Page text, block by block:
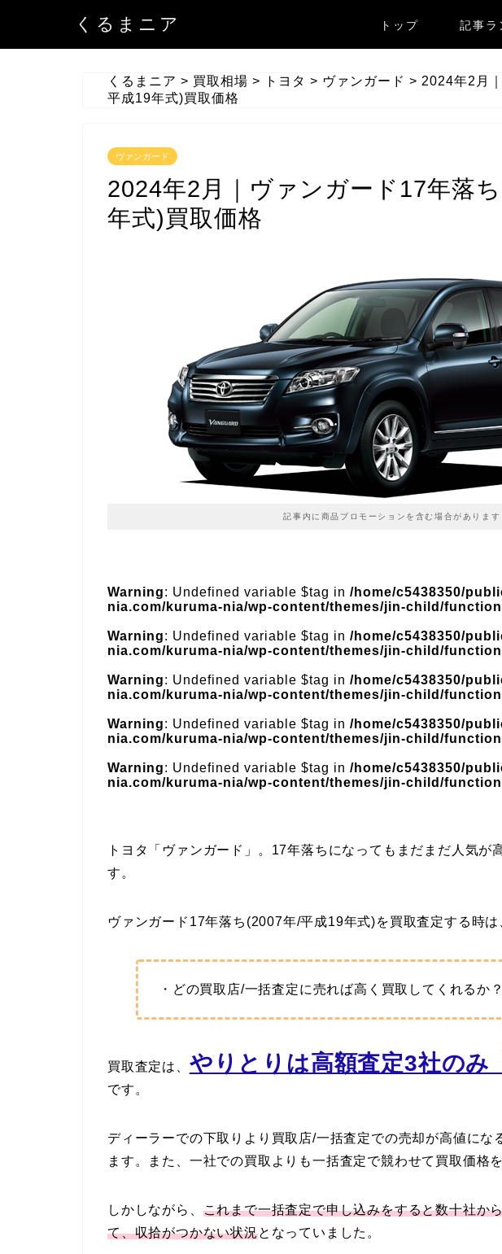
くるまニア トップ 記事ラ
くるまニア > 買取相場 > トヨタ > ヴァンガード > 2024年2月
平成19年式)買取価格
ヴァンガード
2024年2月｜ヴァンガード17年落
年式)買取価格
記事内に商品プロモーションを含む場合があります
Warning: Undefined variable $tag in /home/c5438350/
nia.com/kuruma-nia/wp-content/themes/jin-child/
Warning: Undefined variable $tag in /home/c5438350/
nia.com/kuruma-nia/wp-content/themes/jin-child/
Warning: Undefined variable $tag in /home/c5438350/
nia.com/kuruma-nia/wp-content/themes/jin-child/
Warning: Undefined variable $tag in /home/c5438350/
nia.com/kuruma-nia/wp-content/themes/jin-child/
Warning: Undefined variable $tag in /home/c5438350/
nia.com/kuruma-nia/wp-content/themes/jin-child/
トヨタ「ヴァンガード」。17年落ちになってもまだまだ人気が
す。
ヴァンガード17年落ち(2007年/平成19年式)を買取査定する時は
・どの買取店/一括査定に売れば高く買取してくれるか？
買取査定は、 やりとりは高額査定3社のみ
です。
ディーラーでの下取りより買取店/一括査定での売却が高値にな
ます。また、一社での買取よりも一括査定で競わせて買取価格
しかしながら、 これまで一括査定で申し込みをすると数十社か
て、収拾がつかない状況となっていました。